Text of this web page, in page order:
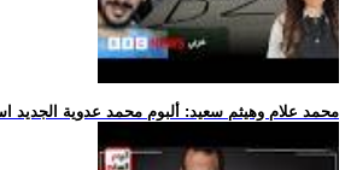
.. محمد علام وهيثم سعيد: ألبوم محمد عدوية الجديد